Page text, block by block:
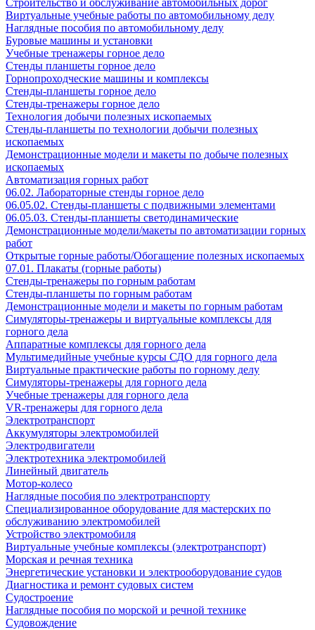
Строительство и обслуживание автомобильных дорог
Виртуальные учебные работы по автомобильному делу
Наглядные пособия по автомобильному делу
Буровые машины и установки
Учебные тренажеры горное дело
Стенды планшеты горное дело
Горнопроходческие машины и комплексы
Стенды-планшеты горное дело
Стенды-тренажеры горное дело
Технология добычи полезных ископаемых
Стенды-планшеты по технологии добычи полезных
ископаемых
Демонстрационные модели и макеты по добыче полезных
ископаемых
Автоматизация горных работ
06.02. Лабораторные стенды горное дело
06.05.02. Стенды-планшеты с подвижными элементами
06.05.03. Стенды-планшеты светодинамические
Демонстрационные модели/макеты по автоматизации горных
работ
Открытые горные работы/Обогащение полезных ископаемых
07.01. Плакаты (горные работы)
Стенды-тренажеры по горным работам
Стенды-планшеты по горным работам
Демонстрационные модели и макеты по горным работам
Симуляторы-тренажеры и виртуальные комплексы для
горного дела
Аппаратные комплексы для горного дела
Мультимедийные учебные курсы СДО для горного дела
Виртуальные практические работы по горному делу
Симуляторы-тренажеры для горного дела
Учебные тренажеры для горного дела
VR-тренажеры для горного дела
Электротранспорт
Аккумуляторы электромобилей
Электродвигатели
Электротехника электромобилей
Линейный двигатель
Мотор-колесо
Наглядные пособия по электротранспорту
Специализированное оборудование для мастерских по
обслуживанию электромобилей
Устройство электромобиля
Виртуальные учебные комплексы (электротранспорт)
Морская и речная техника
Энергетические установки и электрооборудование судов
Диагностика и ремонт судовых систем
Судостроение
Наглядные пособия по морской и речной технике
Судовождение